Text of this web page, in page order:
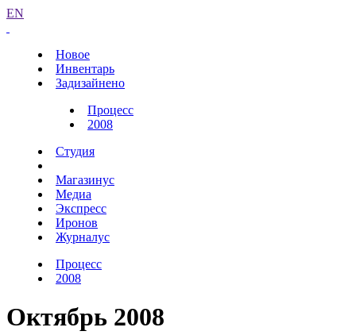
EN
Новое
Инвентарь
Задизайнено
Процесс
2008
Студия
Магазинус
Медиа
Экспресс
Иронов
Журналус
Процесс
2008
Октябрь 2008